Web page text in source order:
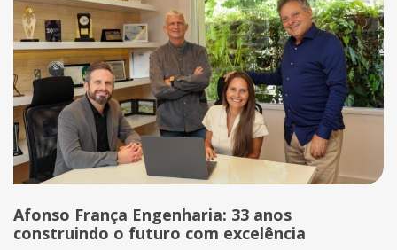
Afonso França Engenharia: 33 anos
construindo o futuro com excelência